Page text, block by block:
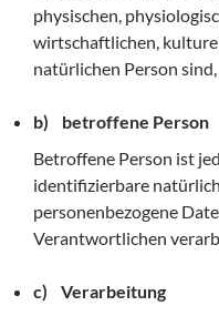
physischen,
wirtschaftlichen,
natürlichen Person
b) betroffene Person
Betroffene Person ist
identifizierbare
personenbezogene
Verantwortlichen
c) Verarbeitung